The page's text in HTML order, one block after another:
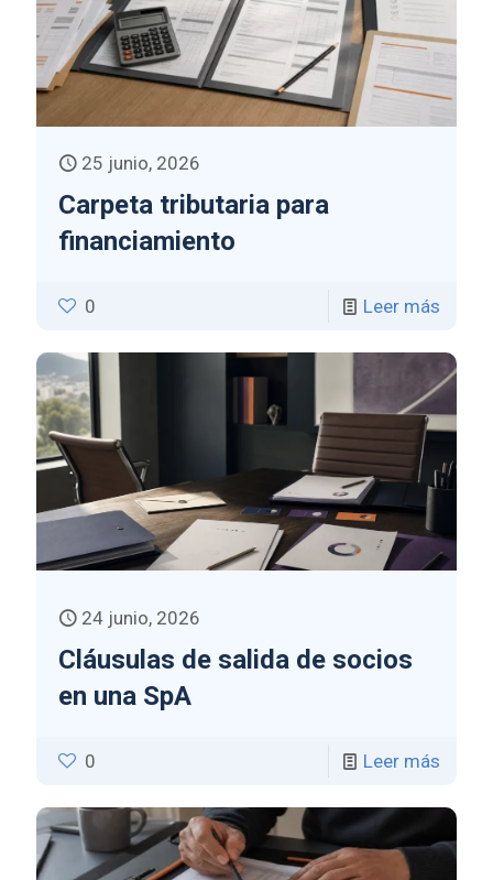
25 junio, 2026
Carpeta tributaria para
financiamiento
0 Leer más
24 junio, 2026
Cláusulas de salida de socios
en una SpA
0 Leer más